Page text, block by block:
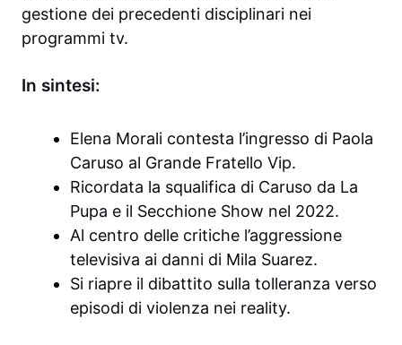
gestione dei precedenti disciplinari nei
programmi tv.
In sintesi:
Elena Morali contesta l’ingresso di Paola
Caruso al Grande Fratello Vip.
Ricordata la squalifica di Caruso da La
Pupa e il Secchione Show nel 2022.
Al centro delle critiche l’aggressione
televisiva ai danni di Mila Suarez.
Si riapre il dibattito sulla tolleranza verso
episodi di violenza nei reality.